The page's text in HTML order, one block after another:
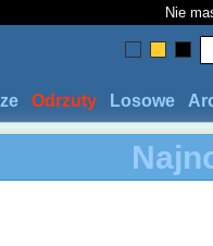
Nie
Losowe
Odrzuty